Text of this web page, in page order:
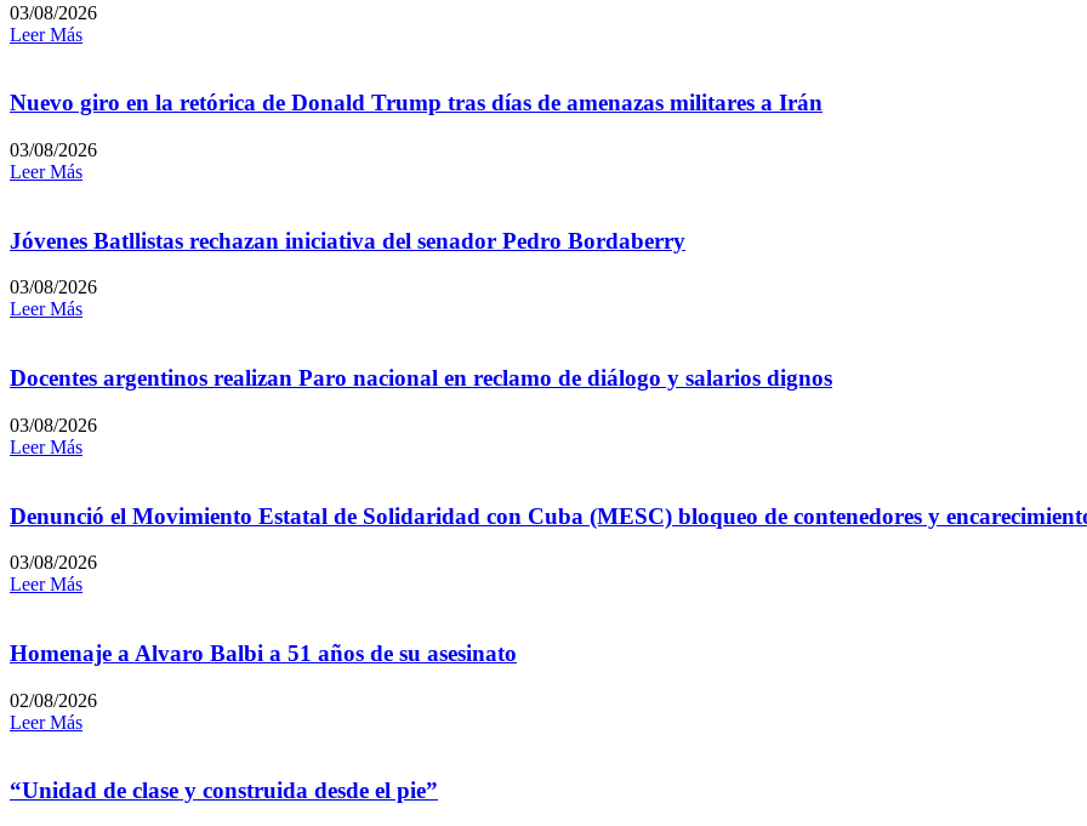
03/08/2026
Leer Más
Nuevo giro en la retórica de Donald Trump tras días de amenazas militares a Irán
03/08/2026
Leer Más
Jóvenes Batllistas rechazan iniciativa del senador Pedro Bordaberry
03/08/2026
Leer Más
Docentes argentinos realizan Paro nacional en reclamo de diálogo y salarios dignos
03/08/2026
Leer Más
Denunció el Movimiento Estatal de Solidaridad con Cuba (MESC) bloqueo de contenedores y
03/08/2026
Leer Más
Homenaje a Alvaro Balbi a 51 años de su asesinato
02/08/2026
Leer Más
“Unidad de clase y construida desde el pie”